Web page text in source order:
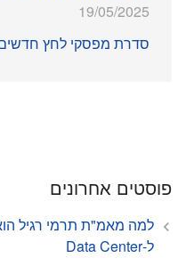
19/05/2025
סדרת מפסקי לחץ
פוסטים אחרונים
למה מאמ"ת תרמי רגיל
ל-Data Center